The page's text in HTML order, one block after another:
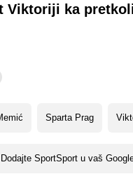
Viktoriji ka
Sparta Prag
Dodajte SportSport u vaš